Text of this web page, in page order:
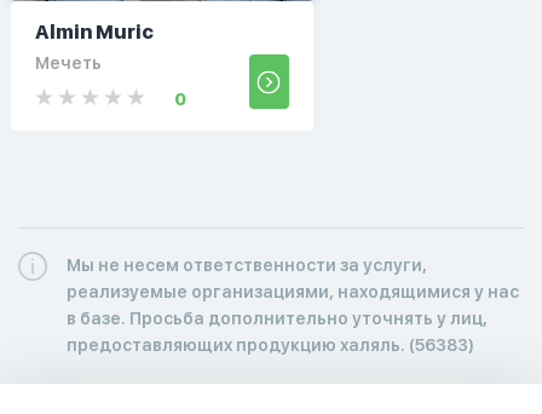
Almin Muric
Мечеть
0
Мы не несем ответственности за услуги,
реализуемые организациями, находящимися у нас
в базе. Просьба дополнительно уточнять у лиц,
предоставляющих продукцию халяль. (56383)